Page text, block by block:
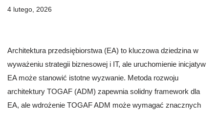
4 lutego, 2026
Architektura przedsiębiorstwa (EA) to kluczowa dziedzina w
wyważeniu strategii biznesowej i IT, ale uruchomienie inicjatyw
EA może stanowić istotne wyzwanie. Metoda rozwoju
architektury TOGAF (ADM) zapewnia solidny framework dla
EA, ale wdrożenie TOGAF ADM może wymagać znacznych